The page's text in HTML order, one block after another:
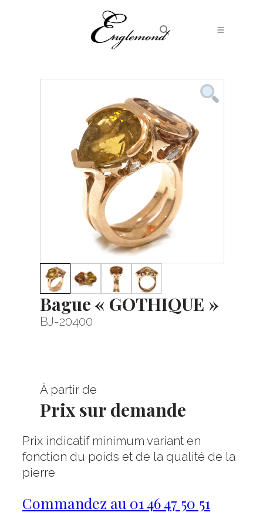
Bague « GOTHIQUE »
BJ-20400
À partir de
Prix sur demande
Prix indicatif minimum variant en
fonction du poids et de la qualité de la
pierre
Commandez au 01 46 47 50 51